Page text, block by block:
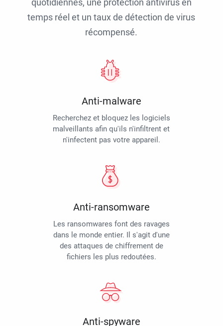
quotidiennes, une protection antivirus en
temps réel et un taux de détection de virus
récompensé.
Anti-malware
Recherchez et bloquez les logiciels
malveillants afin qu'ils n'infiltrent et
n'infectent pas votre appareil.
Anti-ransomware
Les ransomwares font des ravages
dans le monde entier. Il s'agit d'une
des attaques de chiffrement de
fichiers les plus redoutées.
Anti-spyware